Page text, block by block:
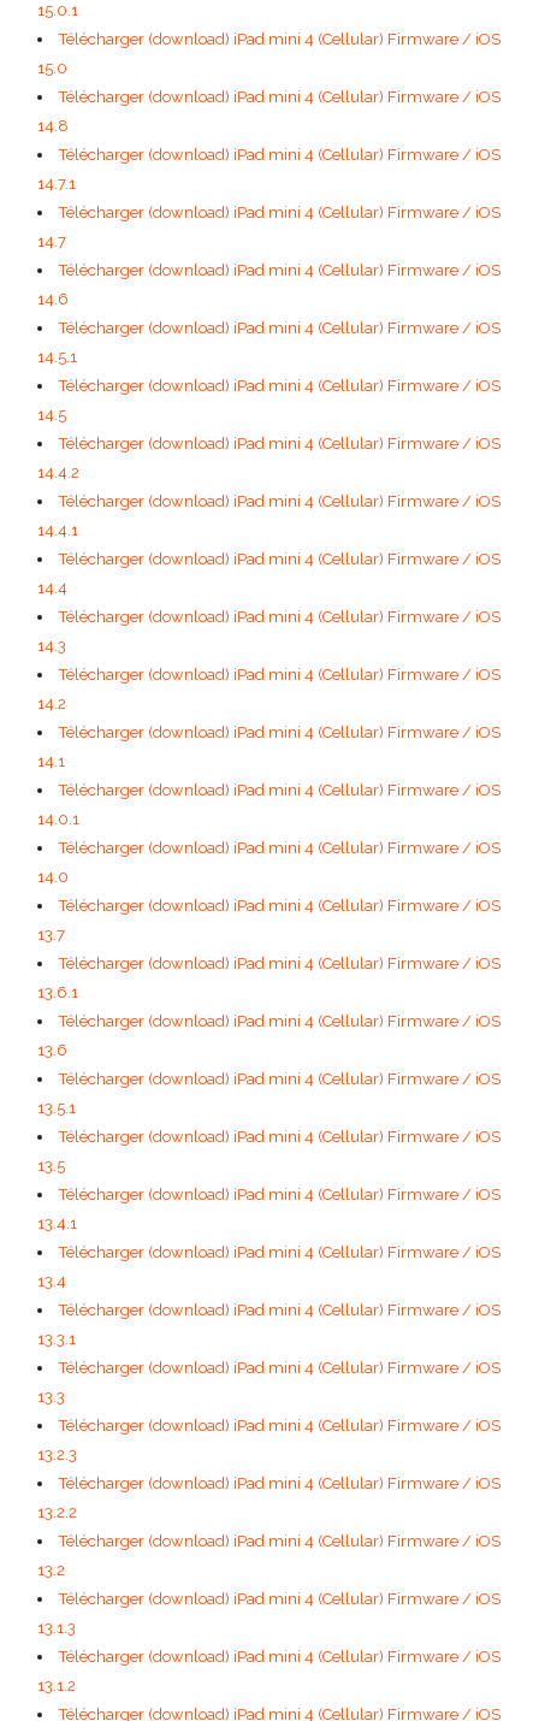
15.0.1
Télécharger (download) iPad mini 4 (Cellular) Firmware / iOS
15.0
Télécharger (download) iPad mini 4 (Cellular) Firmware / iOS
14.8
Télécharger (download) iPad mini 4 (Cellular) Firmware / iOS
14.7.1
Télécharger (download) iPad mini 4 (Cellular) Firmware / iOS
14.7
Télécharger (download) iPad mini 4 (Cellular) Firmware / iOS
14.6
Télécharger (download) iPad mini 4 (Cellular) Firmware / iOS
14.5.1
Télécharger (download) iPad mini 4 (Cellular) Firmware / iOS
14.5
Télécharger (download) iPad mini 4 (Cellular) Firmware / iOS
14.4.2
Télécharger (download) iPad mini 4 (Cellular) Firmware / iOS
14.4.1
Télécharger (download) iPad mini 4 (Cellular) Firmware / iOS
14.4
Télécharger (download) iPad mini 4 (Cellular) Firmware / iOS
14.3
Télécharger (download) iPad mini 4 (Cellular) Firmware / iOS
14.2
Télécharger (download) iPad mini 4 (Cellular) Firmware / iOS
14.1
Télécharger (download) iPad mini 4 (Cellular) Firmware / iOS
14.0.1
Télécharger (download) iPad mini 4 (Cellular) Firmware / iOS
14.0
Télécharger (download) iPad mini 4 (Cellular) Firmware / iOS
13.7
Télécharger (download) iPad mini 4 (Cellular) Firmware / iOS
13.6.1
Télécharger (download) iPad mini 4 (Cellular) Firmware / iOS
13.6
Télécharger (download) iPad mini 4 (Cellular) Firmware / iOS
13.5.1
Télécharger (download) iPad mini 4 (Cellular) Firmware / iOS
13.5
Télécharger (download) iPad mini 4 (Cellular) Firmware / iOS
13.4.1
Télécharger (download) iPad mini 4 (Cellular) Firmware / iOS
13.4
Télécharger (download) iPad mini 4 (Cellular) Firmware / iOS
13.3.1
Télécharger (download) iPad mini 4 (Cellular) Firmware / iOS
13.3
Télécharger (download) iPad mini 4 (Cellular) Firmware / iOS
13.2.3
Télécharger (download) iPad mini 4 (Cellular) Firmware / iOS
13.2.2
Télécharger (download) iPad mini 4 (Cellular) Firmware / iOS
13.2
Télécharger (download) iPad mini 4 (Cellular) Firmware / iOS
13.1.3
Télécharger (download) iPad mini 4 (Cellular) Firmware / iOS
13.1.2
Télécharger (download) iPad mini 4 (Cellular) Firmware / iOS